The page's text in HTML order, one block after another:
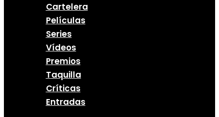
Cartelera
Películas
Series
Vídeos
Premios
Taquilla
Críticas
Entradas